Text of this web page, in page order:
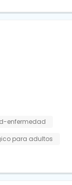
enfermedad
para adultos